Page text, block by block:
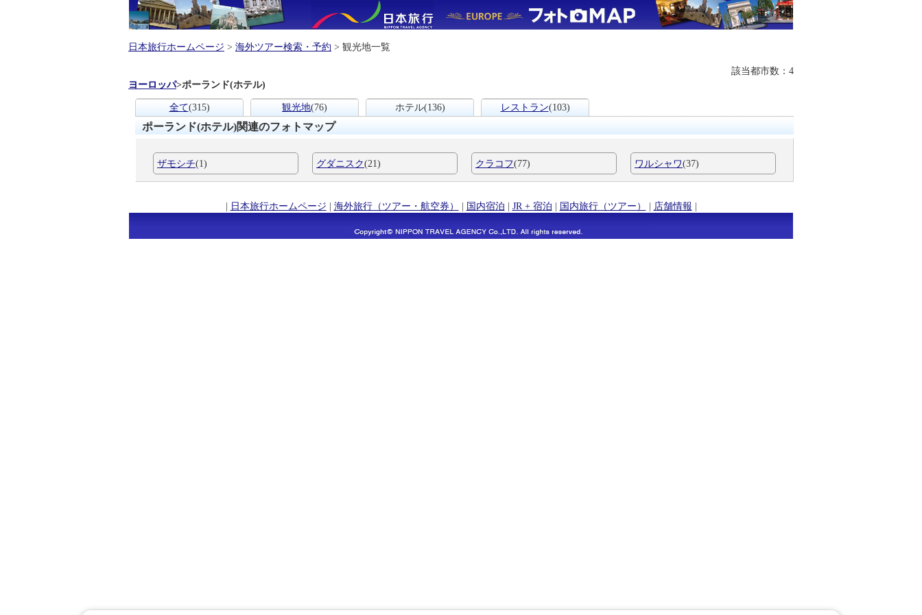
日本旅行ホームページ > 海外ツアー検索・予約 > 観光地一覧
該当都市数：4
ヨーロッパ>ポーランド(ホテル)
全て(315) 観光地(76) ホテル(136) レストラン(103)
ポーランド(ホテル)関連のフォトマップ
ザモシチ(1) グダニスク(21) クラコフ(77) ワルシャワ(37)
| 日本旅行ホームページ | 海外旅行（ツアー・航空券） | 国内宿泊 | JR + 宿泊 | 国内旅行（ツアー） | 店舗情報 |